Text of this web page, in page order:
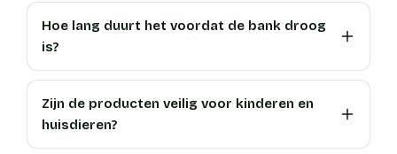
Hoe lang duurt het voordat de bank droog
is?
Zijn de producten veilig voor kinderen en
huisdieren?